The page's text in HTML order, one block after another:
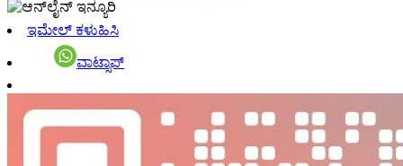
ಇಮೇಲ್ ಕಳುಹಿಸಿ
ವಾಟ್ಸಾಪ್